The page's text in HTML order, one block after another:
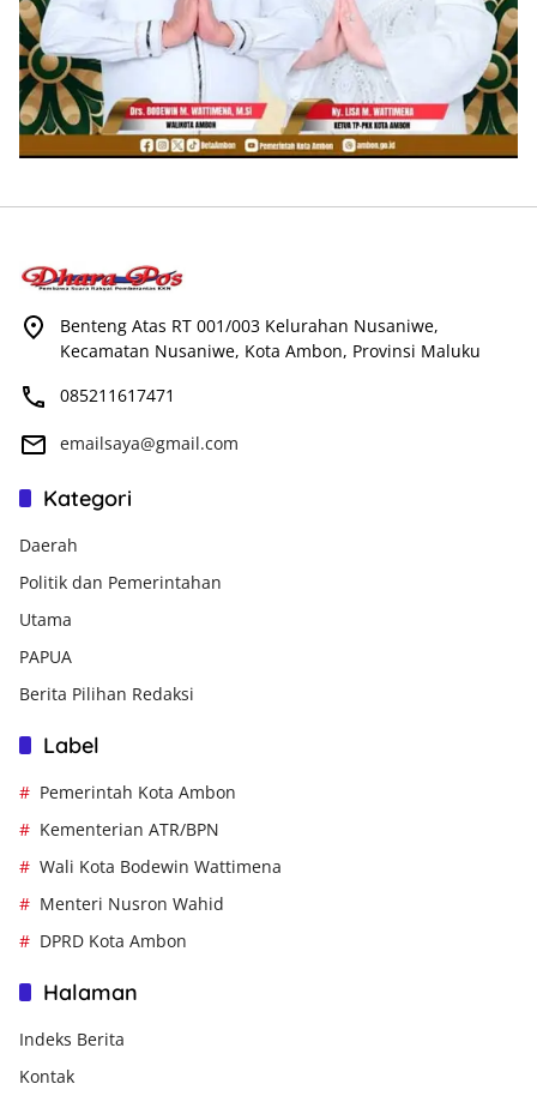
Benteng Atas RT 001/003 Kelurahan Nusaniwe,
Kecamatan Nusaniwe, Kota Ambon, Provinsi Maluku
085211617471
emailsaya@gmail.com
Kategori
Daerah
Politik dan Pemerintahan
Utama
PAPUA
Berita Pilihan Redaksi
Label
Pemerintah Kota Ambon
Kementerian ATR/BPN
Wali Kota Bodewin Wattimena
Menteri Nusron Wahid
DPRD Kota Ambon
Halaman
Indeks Berita
Kontak